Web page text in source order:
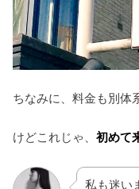
ちなみに、料金も別体
けどこれじゃ、初めて
私も迷い